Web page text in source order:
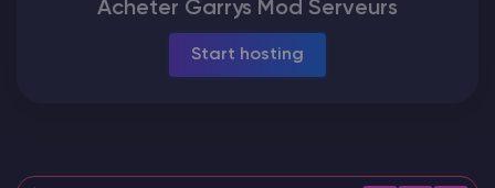
ARK Serveur Hébergement
Acheter Garrys Mod Serveurs
Start hosting